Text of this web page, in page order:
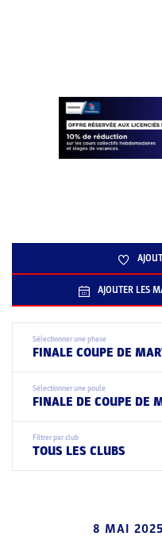
AJOUTER LES
Sélectionner une phase
FINALE COUPE DE
Sélectionner une poule
FINALE DE COUPE DE
Filtrer par club
TOUS LES CLUBS
8 MAI 2025